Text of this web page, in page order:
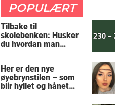
POPULÆRT
Tilbake til
skolebenken: Husker
du hvordan man
Her er den nye
øyebrynstilen – som
blir hyllet og hånet